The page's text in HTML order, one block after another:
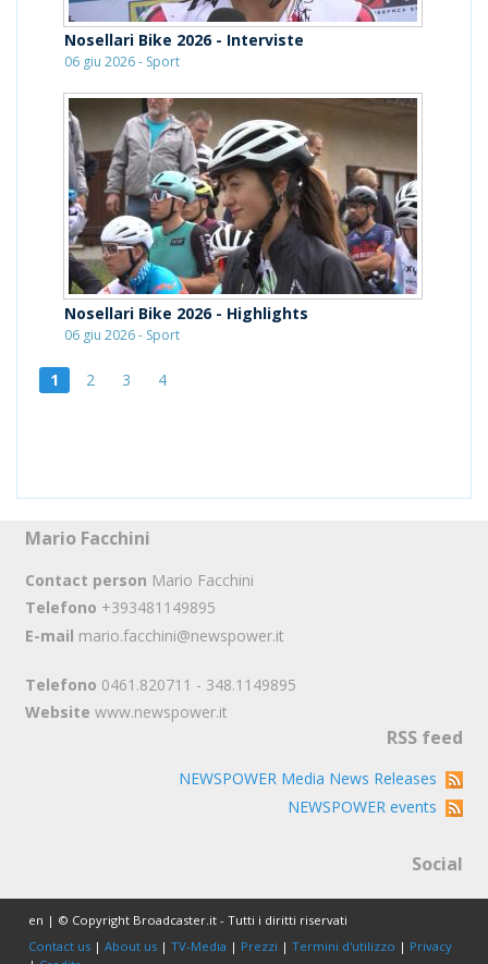
Nosellari Bike 2026 - Interviste
06 giu 2026 - Sport
Nosellari Bike 2026 - Highlights
06 giu 2026 - Sport
1 2 3 4
Mario Facchini
Contact person Mario Facchini
Telefono +393481149895
E-mail mario.facchini@newspower.it
Telefono 0461.820711 - 348.1149895
Website www.newspower.it
RSS feed
NEWSPOWER Media News Releases
NEWSPOWER events
Social
en | © Copyright Broadcaster.it - Tutti i diritti riservati
Contact us |About us |TV-Media | Prezzi |Termini d'utilizzo | Privacy